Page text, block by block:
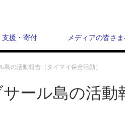
支援・寄付 メディアの皆さ
島の活動報告（タイマイ保全活動）
ール島の活